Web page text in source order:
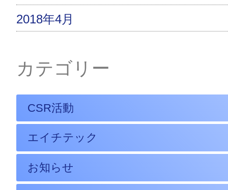
2018年4月
カテゴリー
CSR活動
エイチテック
お知らせ